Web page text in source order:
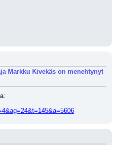
Markku Kivekäs on menehtynyt